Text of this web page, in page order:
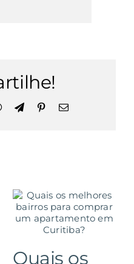
WhatsApp
TelegramPinterest
E-
Quais os